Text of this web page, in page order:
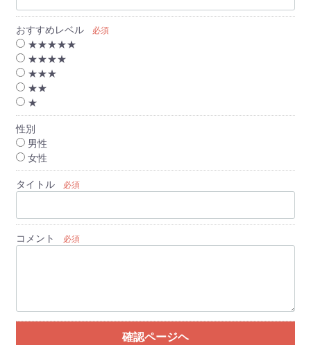
おすすめレベル 必須
★★★★★
★★★★
★★★
★★
★
性別
男性
女性
タイトル
必須
コメント 必須
確認ページヘ